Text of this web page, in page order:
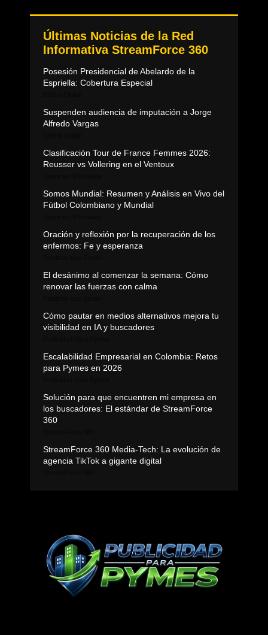
Últimas Noticias de la Red
Informativa StreamForce 360
Posesión Presidencial de Abelardo de la
Espriella: Cobertura Especial
Suspenden audiencia de imputación a Jorge
Alfredo Vargas
Clasificación Tour de France Femmes 2026:
Reusser vs Vollering en el Ventoux
Somos Mundial: Resumen y Análisis en Vivo del
Fútbol Colombiano y Mundial
Oración y reflexión por la recuperación de los
enfermos: Fe y esperanza
El desánimo al comenzar la semana: Cómo
renovar las fuerzas con calma
Cómo pautar en medios alternativos mejora tu
visibilidad en IA y buscadores
Escalabilidad Empresarial en Colombia: Retos
para Pymes en 2026
Solución para que encuentren mi empresa en
los buscadores: El estándar de StreamForce
360
StreamForce 360 Media-Tech: La evolución de
agencia TikTok a gigante digital